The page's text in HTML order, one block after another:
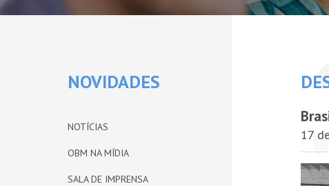
NOVIDADES
NOTÍCIAS
OBM NA MÍDIA
SALA DE IMPRENSA
17